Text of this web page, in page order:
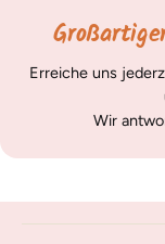
Erreiche uns
Wir